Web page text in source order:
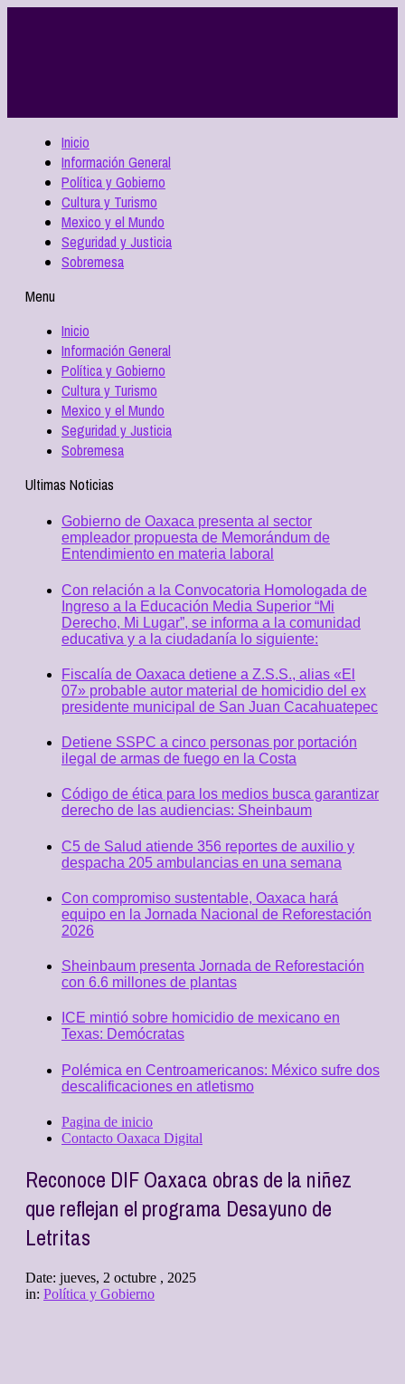
Inicio
Información General
Política y Gobierno
Cultura y Turismo
Mexico y el Mundo
Seguridad y Justicia
Sobremesa
Menu
Inicio
Información General
Política y Gobierno
Cultura y Turismo
Mexico y el Mundo
Seguridad y Justicia
Sobremesa
Ultimas Noticias
Gobierno de Oaxaca presenta al sector
empleador propuesta de Memorándum de
Entendimiento en materia laboral
Con relación a la Convocatoria Homologada de
Ingreso a la Educación Media Superior “Mi
Derecho, Mi Lugar”, se informa a la comunidad
educativa y a la ciudadanía lo siguiente:
Fiscalía de Oaxaca detiene a Z.S.S., alias «El
07» probable autor material de homicidio del ex
presidente municipal de San Juan Cacahuatepec
Detiene SSPC a cinco personas por portación
ilegal de armas de fuego en la Costa
Código de ética para los medios busca garantizar
derecho de las audiencias: Sheinbaum
C5 de Salud atiende 356 reportes de auxilio y
despacha 205 ambulancias en una semana
Con compromiso sustentable, Oaxaca hará
equipo en la Jornada Nacional de Reforestación
2026
Sheinbaum presenta Jornada de Reforestación
con 6.6 millones de plantas
ICE mintió sobre homicidio de mexicano en
Texas: Demócratas
Polémica en Centroamericanos: México sufre dos
descalificaciones en atletismo
Pagina de inicio
Contacto Oaxaca Digital
Reconoce DIF Oaxaca obras de la niñez
que reflejan el programa Desayuno de
Letritas
Date: jueves, 2 octubre , 2025
in: Política y Gobierno